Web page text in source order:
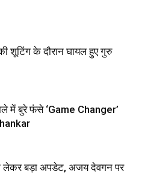
शूटिंग के दौरान घायल हुए गुरु
में बुरे फंसे ‘Game Changer’
लेकर बड़ा अपडेट, अजय देवगन पर